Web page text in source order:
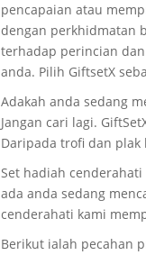
pencapaian atau
dengan perkhidmatan
terhadap perincian
anda. Pilih GiftsetX
Adakah anda sedang
Jangan cari lagi.
Daripada trofi dan plak
Set hadiah
ada anda sedang
cenderahati kami
Berikut ialah pecahan